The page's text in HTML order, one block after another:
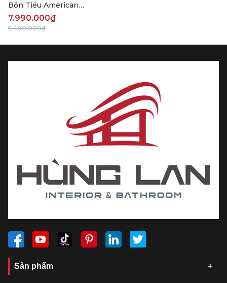
Bồn Tiểu American
Standard WP-6605B
7.990.000₫
9.400.000₫
Sản phẩm